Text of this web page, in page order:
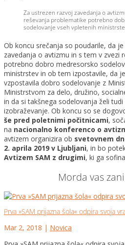
Za ustrezen razvoj zavedanja o
reševanja problematike potrebno
sodelovanje vseh vpletenih
Ob koncu srečanja so poudarile, da
zavedanja o avtizmu in s tem v zvezi
potrebno dobro medresorsko
ministrstev in ob tem izpostavile, da
vzpostavila dobro sodelovanje z
Ministrstvom za delo, družino,
in da si takšnega sodelovanja želi
izobraževanje. Ob koncu so se
še pred poletnimi počitnicami,
na nacionalno konferenco o
avtizem organizira ob svetovnem
2. aprila 2019 v Ljubljani, in bo
Avtizem SAM z drugimi, ki ga
Morda vas
Prva »SAM prijazna šola« odpira svoja
Mar 2, 2018 | Novica